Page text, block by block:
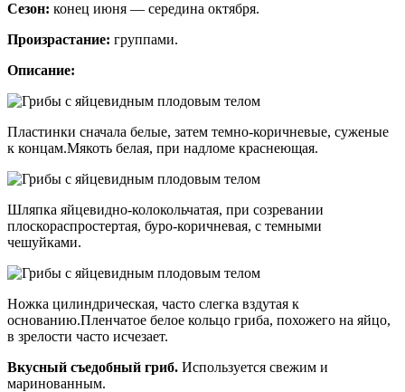
Сезон: конец июня — середина октября.
Произрастание: группами.
Описание:
Пластинки сначала белые, затем темно-коричневые, суженые
к концам.Мякоть белая, при надломе краснеющая.
Шляпка яйцевидно-колокольчатая, при созревании
плоскораспростертая, буро-коричневая, с темными
чешуйками.
Ножка цилиндрическая, часто слегка вздутая к
основанию.Пленчатое белое кольцо гриба, похожего на яйцо,
в зрелости часто исчезает.
Вкусный съедобный гриб. Используется свежим и
маринованным.